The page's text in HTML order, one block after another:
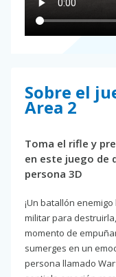
Sobre el
Area 2
Toma el rifle y
en este juego de
persona 3D
¡Un batallón
militar para
momento de
sumerges en un
persona llamado